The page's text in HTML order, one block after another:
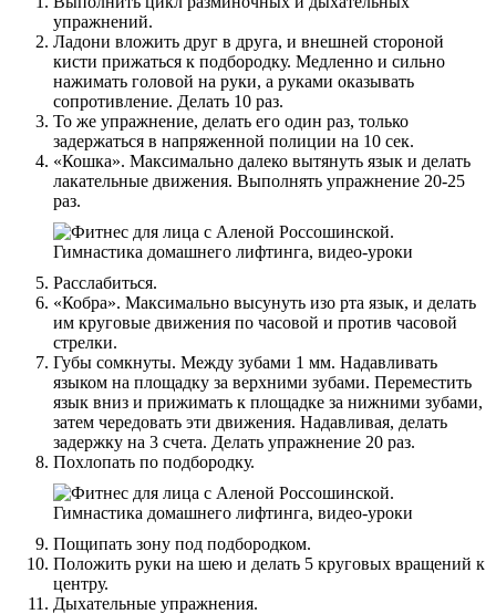
упражнений.
Ладони вложить друг в друга, и внешней стороной
кисти прижаться к подбородку. Медленно и сильно
нажимать головой на руки, а руками оказывать
сопротивление. Делать 10 раз.
То же упражнение, делать его один раз, только
задержаться в напряженной полиции на 10 сек.
«Кошка». Максимально далеко вытянуть язык и делать
лакательные движения. Выполнять упражнение 20-25
раз.
Расслабиться.
«Кобра». Максимально высунуть изо рта язык, и делать
им круговые движения по часовой и против часовой
стрелки.
Губы сомкнуты. Между зубами 1 мм. Надавливать
языком на площадку за верхними зубами. Переместить
язык вниз и прижимать к площадке за нижними зубами,
затем чередовать эти движения. Надавливая, делать
задержку на 3 счета. Делать упражнение 20 раз.
Похлопать по подбородку.
Пощипать зону под подбородком.
Положить руки на шею и делать 5 круговых вращений к
центру.
Дыхательные упражнения.